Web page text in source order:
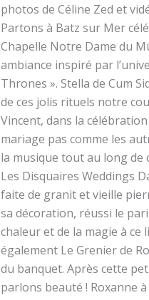
photos de Céline Zed et
Partons à Batz sur Mer
Chapelle Notre Dame du
ambiance inspiré par
Thrones ». Stella de Cum
de ces jolis rituels notre
Vincent, dans la
mariage pas comme les
la musique tout au long de
Les Disquaires Weddings
faite de granit et vieille
sa décoration, réussi le
chaleur et de la magie à ce
également Le Grenier de
du banquet. Après cette
parlons beauté ! Roxanne